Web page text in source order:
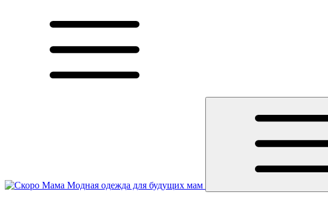
Модная одежда для будущих мам